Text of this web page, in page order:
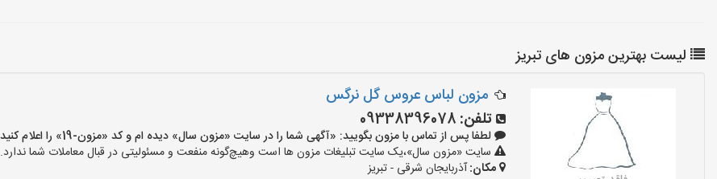
لیست بهترین مزون های تبریز
مزون لباس عروس گل نرگس
تلفن: 09338396078
لطفا پس از تماس با مزون بگویید: «آگهی شما را در سایت «مزون سال» دیده ام و کد «مزون-19» را اعلام کنید»
سایت «مزون سال»،یک سایت تبلیغات مزون ها است وهیچ‌گونه منفعت و مسئولیتی در قبال معاملات شما ندارد.
مکان:آذربایجان شرقی - تبریز